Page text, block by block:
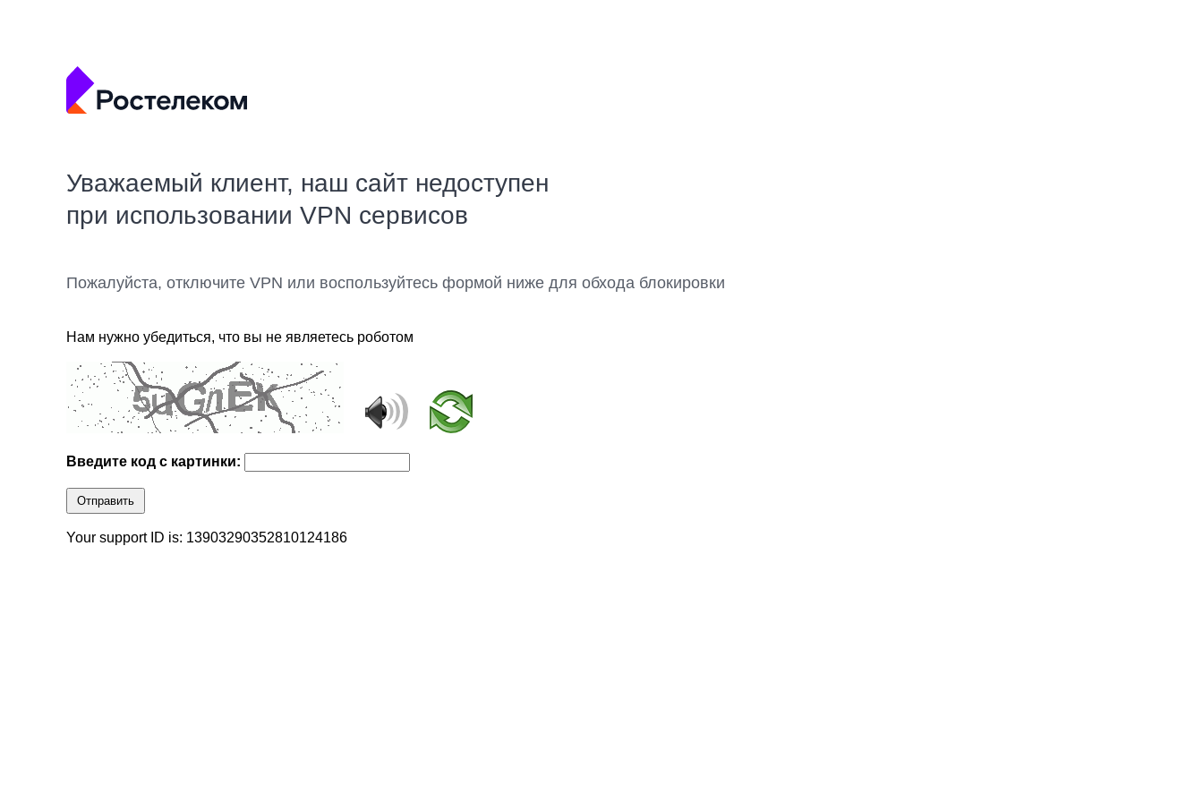
Уважаемый клиент, наш сайт недоступен
при использовании VPN сервисов
Пожалуйста, отключите VPN или воспользуйтесь формой ниже для обхода блокировки
Нам нужно убедиться, что вы не являетесь роботом
Введите код с картинки:
Отправить
Your support ID is: 13903290352810124186